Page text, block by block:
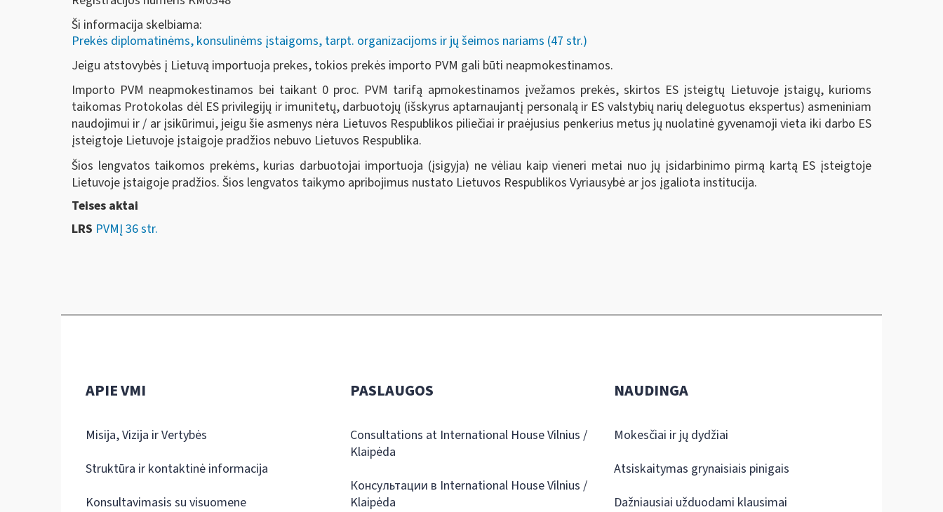
Ši informacija skelbiama:
Prekės diplomatinėms, konsulinėms įstaigoms, tarpt. organizacijoms ir jų šeimos nariams (47 str.)
Jeigu atstovybės į Lietuvą importuoja prekes, tokios prekės importo PVM gali būti neapmokestinamos.
Importo PVM neapmokestinamos bei taikant 0 proc. PVM tarifą apmokestinamos įvežamos prekės, skirtos ES įsteigtų Lietuvoje įstaigų, kurioms
taikomas Protokolas dėl ES privilegijų ir imunitetų, darbuotojų (išskyrus aptarnaujantį personalą ir ES valstybių narių deleguotus ekspertus) asmeniniam
naudojimui ir / ar įsikūrimui, jeigu šie asmenys nėra Lietuvos Respublikos piliečiai ir praėjusius penkerius metus jų nuolatinė gyvenamoji vieta iki darbo ES
įsteigtoje Lietuvoje įstaigoje pradžios nebuvo Lietuvos Respublika.
Šios lengvatos taikomos prekėms, kurias darbuotojai importuoja (įsigyja) ne vėliau kaip vieneri metai nuo jų įsidarbinimo pirmą kartą ES įsteigtoje
Lietuvoje įstaigoje pradžios. Šios lengvatos taikymo apribojimus nustato Lietuvos Respublikos Vyriausybė ar jos įgaliota institucija.
Teises aktai
LRS PVMĮ 36 str.
APIE VMI
Misija, Vizija ir Vertybės
Struktūra ir kontaktinė informacija
Konsultavimasis su visuomene
PASLAUGOS
Consultations at International House Vilnius /
Klaipėda
Консультации в International House Vilnius /
Klaipėda
NAUDINGA
Mokesčiai ir jų dydžiai
Atsiskaitymas grynaisiais pinigais
Dažniausiai užduodami klausimai